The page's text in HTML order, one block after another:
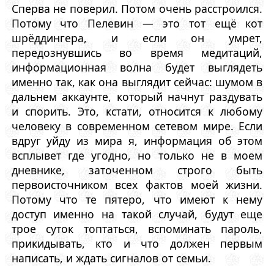
Сперва не поверил. Потом очень расстроился.
Потому что Пелевин — это тот ещё кот
шрёддингера, и если он умрет,
передознувшись во время медитаций,
информационная волна будет выглядеть
именно так, как она выглядит сейчас: шумом в
дальнем аккаунте, который начнут раздувать
и спорить. Это, кстати, относится к любому
человеку в современном сетевом мире. Если
вдруг уйду из мира я, информация об этом
всплывет где угодно, но только не в моем
дневнике, заточенном строго быть
первоисточником всех фактов моей жизни.
Потому что те пятеро, что имеют к нему
доступ именно на такой случай, будут еще
трое суток топтаться, вспоминать пароль,
прикидывать, кто и что должен первым
написать, и ждать сигналов от семьи.